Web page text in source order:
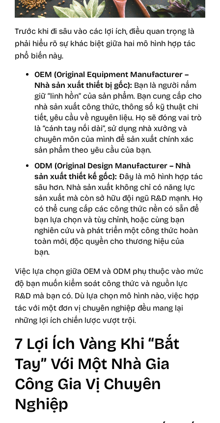
Trước khi đi sâu vào các lợi ích, điều quan trọng là
phải hiểu rõ sự khác biệt giữa hai mô hình hợp tác
phổ biến này.
OEM (Original Equipment Manufacturer –
Nhà sản xuất thiết bị gốc): Bạn là người nắm
giữ “linh hồn” của sản phẩm. Bạn cung cấp cho
nhà sản xuất công thức, thông số kỹ thuật chi
tiết, yêu cầu về nguyên liệu. Họ sẽ đóng vai trò
là “cánh tay nối dài”, sử dụng nhà xưởng và
chuyên môn của mình để sản xuất chính xác
sản phẩm theo yêu cầu của bạn.
ODM (Original Design Manufacturer – Nhà
sản xuất thiết kế gốc): Đây là mô hình hợp tác
sâu hơn. Nhà sản xuất không chỉ có năng lực
sản xuất mà còn sở hữu đội ngũ R&D mạnh. Họ
có thể cung cấp các công thức nền có sẵn để
bạn lựa chọn và tùy chỉnh, hoặc cùng bạn
nghiên cứu và phát triển một công thức hoàn
toàn mới, độc quyền cho thương hiệu của
bạn.
Việc lựa chọn giữa OEM và ODM phụ thuộc vào mức
độ bạn muốn kiểm soát công thức và nguồn lực
R&D mà bạn có. Dù lựa chọn mô hình nào, việc hợp
tác với một đơn vị chuyên nghiệp đều mang lại
những lợi ích chiến lược vượt trội.
7 Lợi Ích Vàng Khi “Bắt
Tay” Với Một Nhà Gia
Công Gia Vị Chuyên
Nghiệp